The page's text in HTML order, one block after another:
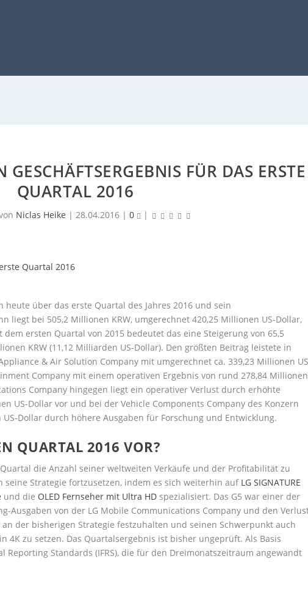
GESCHÄFTSERGEBNIS FÜR DAS ERSTE
QUARTAL 2016
Niclas Heike |28.04.2016 |0 |
heute über das erste Quartal des Jahres 2016 und sein
liegt bei 505,2 Millionen KRW, umgerechnet 420,25 Millionen US-Dollar,
ersten Quartal von 2015 bedeutet das eine Steigerung von 65,5
KRW (11,12 Milliarden US-Dollar). Den größten Beitrag leistete in
& Air Solution Company mit umgerechnet ca. 339,23 Millionen
Company mit einem operativen Ergebnis von rund 278,84 Millionen
Company hingegen liegt ein operativer Verlust durch erhöhte
US-Dollar vor und bei der Vehicle Components Company des Konzern
Dollar durch höhere Ausgaben für Forschung und Entwicklung.
QUARTAL 2016 VOR?
die Anzahl seiner weltweiten Verkäufe und der Profitabilität zu
Strategie fortzusetzen, indem es sich weiterhin auf LG SIGNATURE
und die OLED Fernseher mit Ultra HD spezialisiert. Das G5 war einer der
Ausgaben von der LG Mobile Communications Company und den
der bisherigen Strategie festzuhalten und seinen Schwerpunkt auch
4K zu setzen. Das Quartalsergebnis ist bisher ungeprüft. Als Basis
Standards (IFRS), die für den Dreimonatszeitraum angewandt